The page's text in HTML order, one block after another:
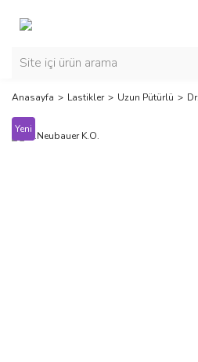
Anasayfa Lastikler Uzun Pütürlü
Yeni